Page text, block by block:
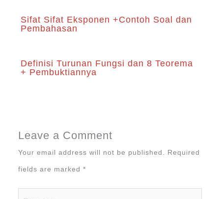
Sifat Sifat Eksponen +Contoh Soal dan
Pembahasan
Definisi Turunan Fungsi dan 8 Teorema
+ Pembuktiannya
Leave a Comment
Your email address will not be published. Required
fields are marked *